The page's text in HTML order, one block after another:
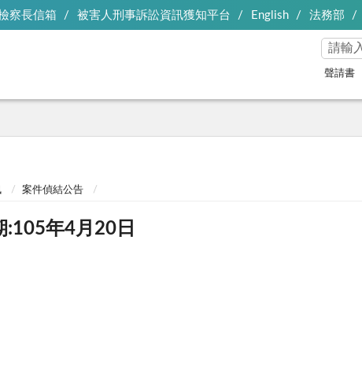
察長信箱 被害人刑事訴訟資訊獲知平台 English 法務部
聲請書
案件偵結公告
:105年4月20日